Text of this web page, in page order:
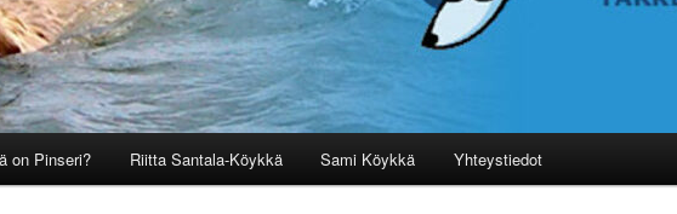
on Pinseri? Riitta Santala-Köykkä Sami Köykkä Yhteystiedot